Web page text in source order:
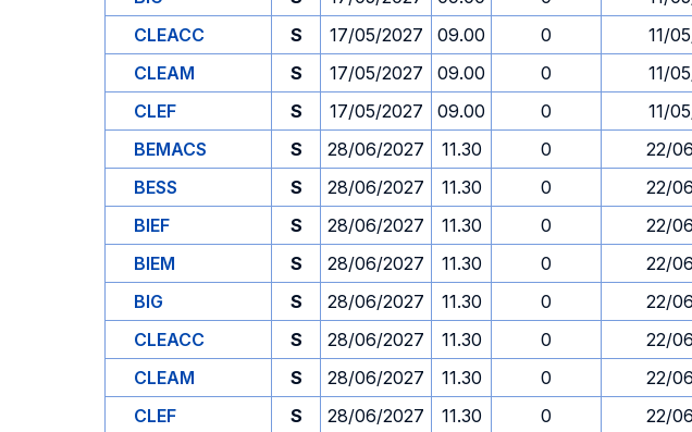
CLEACC
S 17/05/2027 09.00 0
11/
CLEAM
S 17/05/2027 09.00 0
11/
CLEF
S 17/05/2027 09.00 0
11/
BEMACS
S 28/06/2027 11.30 0
22/
BESS
S 28/06/2027 11.30 0
22/
BIEF
S 28/06/2027 11.30 0
22/
BIEM
S 28/06/2027 11.30 0
22/
BIG
S 28/06/2027 11.30 0
22/
CLEACC
S 28/06/2027 11.30 0
22/
CLEAM
S 28/06/2027 11.30 0
22/
CLEF
S 28/06/2027 11.30 0
22/